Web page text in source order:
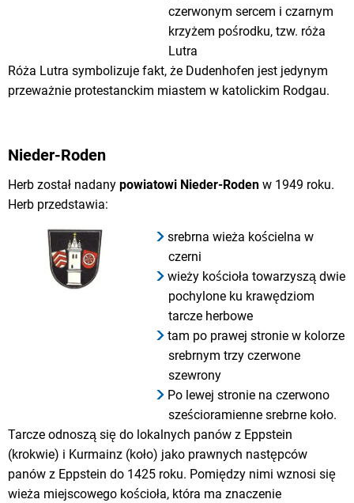
czerwonym sercem i czarnym
krzyżem pośrodku, tzw. róża
Lutra
Róża Lutra symbolizuje fakt, że Dudenhofen jest jedynym
przeważnie protestanckim miastem w katolickim Rodgau.
Nieder-Roden
Herb został nadany powiatowi Nieder-Roden w 1949 roku.
Herb przedstawia:
srebrna wieża kościelna w
czerni
wieży kościoła towarzyszą dwie
pochylone ku krawędziom
tarcze herbowe
tam po prawej stronie w kolorze
srebrnym trzy czerwone
szewrony
Po lewej stronie na czerwono
sześcioramienne srebrne koło.
Tarcze odnoszą się do lokalnych panów z Eppstein
(krokwie) i Kurmainz (koło) jako prawnych następców
panów z Eppstein do 1425 roku. Pomiędzy nimi wznosi się
wieża miejscowego kościoła, która ma znaczenie